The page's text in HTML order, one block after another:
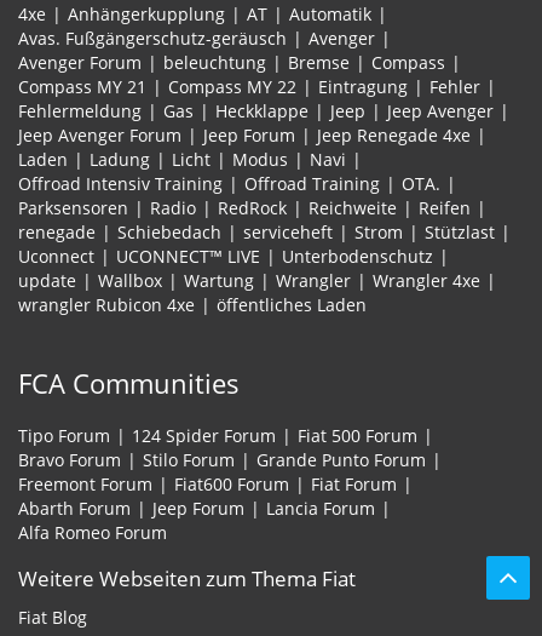
4xe Anhängerkupplung AT
Automatik
Avas. Fußgängerschutz-geräusch
Avenger
Avenger Forum
beleuchtung Bremse
Compass
Compass MY 21
Compass MY 22 Eintragung
Fehler
Fehlermeldung
Gas Heckklappe Jeep
Jeep Avenger
Jeep Avenger Forum
Jeep Forum
Jeep Renegade 4xe
Laden
Ladung Licht Modus
Navi
Offroad Intensiv Training
Offroad Training
OTA.
Parksensoren
Radio RedRock Reichweite
Reifen
renegade
Schiebedach serviceheft Strom
Stützlast
Uconnect
UCONNECT™ LIVE
Unterbodenschutz
update
Wallbox Wartung Wrangler
Wrangler 4xe
wrangler Rubicon 4xe
öffentliches Laden
FCA Communities
Tipo Forum 124 Spider Forum
Fiat 500 Forum
Bravo Forum
Stilo Forum
Grande Punto Forum
Freemont Forum
Fiat600 Forum
Fiat Forum
Abarth Forum
Jeep Forum
Lancia Forum
Alfa Romeo Forum
Weitere Webseiten zum Thema Fiat
Fiat Blog